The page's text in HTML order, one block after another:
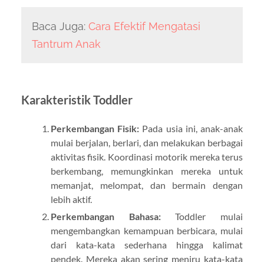
Baca Juga: Cara Efektif Mengatasi
Tantrum Anak
Karakteristik Toddler
Perkembangan Fisik: Pada usia ini, anak-anak
mulai berjalan, berlari, dan melakukan berbagai
aktivitas fisik. Koordinasi motorik mereka terus
berkembang, memungkinkan mereka untuk
memanjat, melompat, dan bermain dengan
lebih aktif.
Perkembangan Bahasa:Toddler mulai
mengembangkan kemampuan berbicara, mulai
dari kata-kata sederhana hingga kalimat
pendek. Mereka akan sering meniru kata-kata